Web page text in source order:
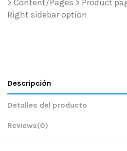
> Content/Pages > Product
Right sidebar option
Descripción
Detalles del producto
Reviews(0)